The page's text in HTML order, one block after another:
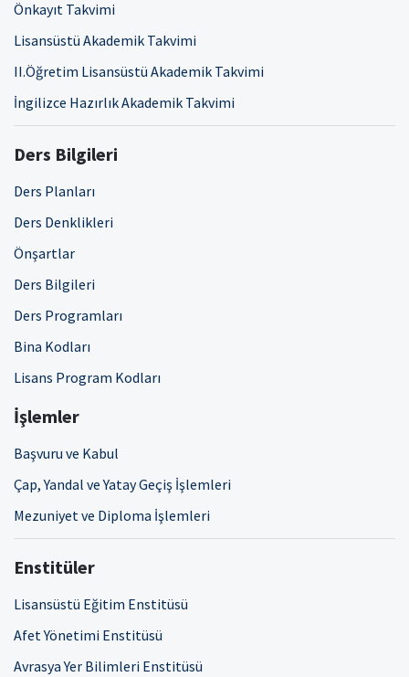
Önkayıt Takvimi
Lisansüstü Akademik Takvimi
II.Öğretim Lisansüstü Akademik Takvimi
İngilizce Hazırlık Akademik Takvimi
Ders Bilgileri
Ders Planları
Ders Denklikleri
Önşartlar
Ders Bilgileri
Ders Programları
Bina Kodları
Lisans Program Kodları
İşlemler
Başvuru ve Kabul
Çap, Yandal ve Yatay Geçiş İşlemleri
Mezuniyet ve Diploma İşlemleri
Enstitüler
Lisansüstü Eğitim Enstitüsü
Afet Yönetimi Enstitüsü
Avrasya Yer Bilimleri Enstitüsü